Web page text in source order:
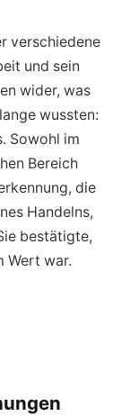
verschiedene
und sein
wider, was
wussten:
Sowohl im
Bereich
die
Handelns,
bestätigte,
Wert war.